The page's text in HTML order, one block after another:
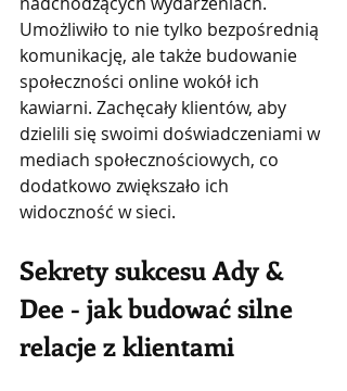
Umożliwiło to nie tylko bezpośrednią
komunikację, ale także budowanie
społeczności online wokół ich
kawiarni. Zachęcały klientów, aby
dzielili się swoimi doświadczeniami w
mediach społecznościowych, co
dodatkowo zwiększało ich
widoczność w sieci.
Sekrety sukcesu Ady &
Dee - jak budować silne
relacje z klientami